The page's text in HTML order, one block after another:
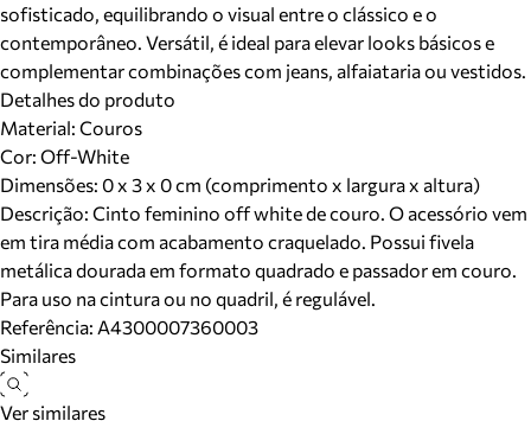
sofisticado, equilibrando o visual entre o clássico e o
contemporâneo. Versátil, é ideal para elevar looks básicos e
complementar combinações com jeans, alfaiataria ou vestidos.
Detalhes do produto
Material: Couros
Cor: Off-White
Dimensões: 0 x 3 x 0 cm (comprimento x largura x altura)
Descrição: Cinto feminino off white de couro. O acessório vem
em tira média com acabamento craquelado. Possui fivela
metálica dourada em formato quadrado e passador em couro.
Para uso na cintura ou no quadril, é regulável.
Referência: A4300007360003
Similares
Ver similares